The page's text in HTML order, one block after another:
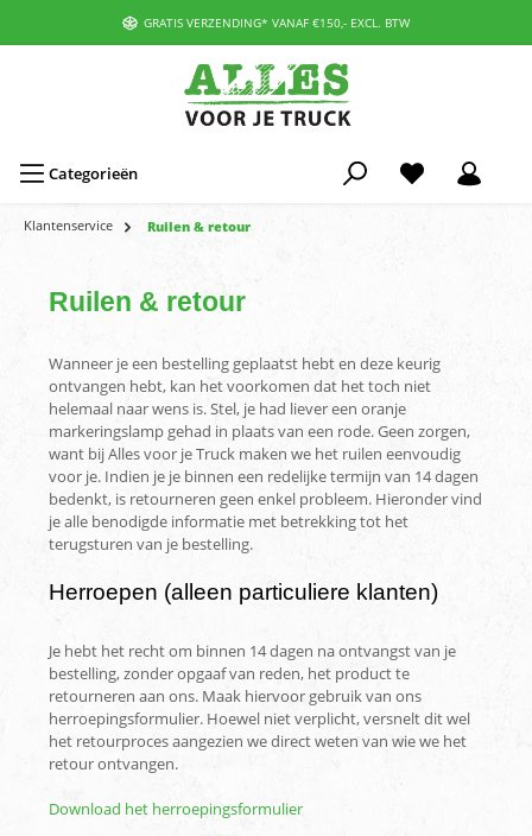
GRATIS VERZENDING* VANAF €150,- EXCL. BTW
Categorieën
Klantenservice Ruilen & retour
Ruilen & retour
Wanneer je een bestelling geplaatst hebt en deze keurig
ontvangen hebt, kan het voorkomen dat het toch niet
helemaal naar wens is. Stel, je had liever een oranje
markeringslamp gehad in plaats van een rode. Geen zorgen,
want bij Alles voor je Truck maken we het ruilen eenvoudig
voor je. Indien je je binnen een redelijke termijn van 14 dagen
bedenkt, is retourneren geen enkel probleem. Hieronder vind
je alle benodigde informatie met betrekking tot het
terugsturen van je bestelling.
Herroepen (alleen particuliere klanten)
Je hebt het recht om binnen 14 dagen na ontvangst van je
bestelling, zonder opgaaf van reden, het product te
retourneren aan ons. Maak hiervoor gebruik van ons
herroepingsformulier. Hoewel niet verplicht, versnelt dit wel
het retourproces aangezien we direct weten van wie we het
retour ontvangen.
Download het herroepingsformulier